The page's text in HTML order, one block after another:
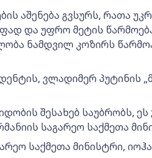
აშენება გვსურს, რათა
და უფრო მეტის
ნამდვილ კოზირს
ვლადიმერ პუტინის
შესახებ საუბრობს,
საგარეო საქმეთა
საქმეთა მინისტრი,